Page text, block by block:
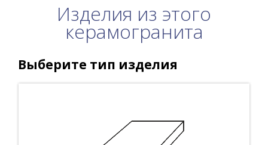
Изделия из этого
керамогранита
Выберите тип изделия